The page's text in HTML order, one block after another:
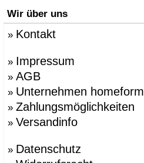
Wir über uns
» Kontakt
» Impressum
» AGB
» Unternehmen homeform
» Zahlungsmöglichkeiten
» Versandinfo
» Datenschutz